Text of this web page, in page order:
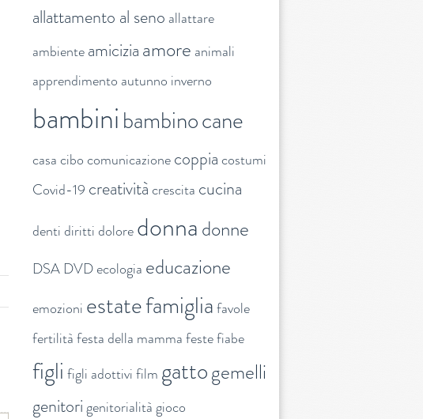
allattamento al seno allattare
ambienteamiciziaamore animali
apprendimento autunno inverno
bambinibambinocane
casa cibo comunicazionecoppia costumi
Covid-19 creatività crescita cucina
denti diritti doloredonnadonne
DSA DVDecologia educazione
emozioni estatefamiglia favole
fertilità festa della mamma festefiabe
figli figli adottivi film gattogemelli
genitori genitorialità gioco